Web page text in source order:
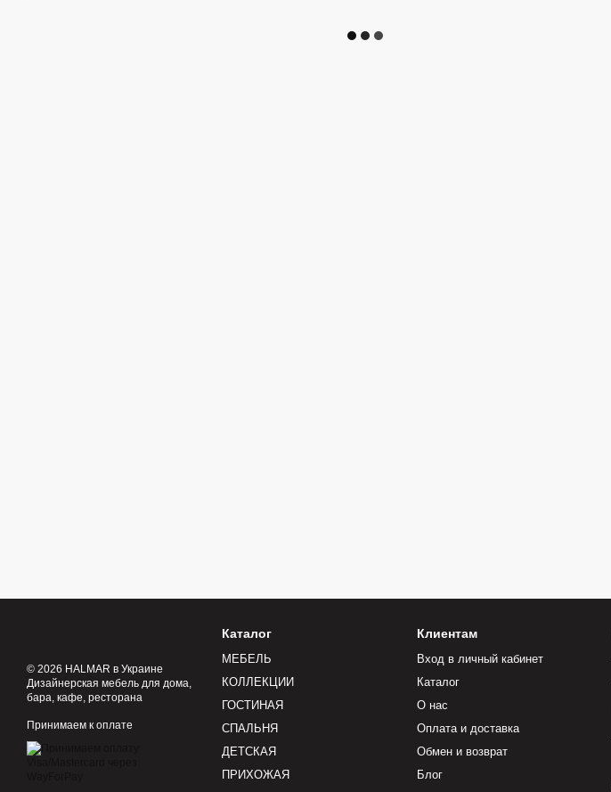
© 2026 HALMAR в Украине
Дизайнерская мебель для дома,
бара, кафе, ресторана
Принимаем к оплате
Каталог
МЕБЕЛЬ
КОЛЛЕКЦИИ
ГОСТИНАЯ
СПАЛЬНЯ
ДЕТСКАЯ
ПРИХОЖАЯ
Клиентам
Вход в личный кабинет
Каталог
О нас
Оплата и доставка
Обмен и возврат
Блог